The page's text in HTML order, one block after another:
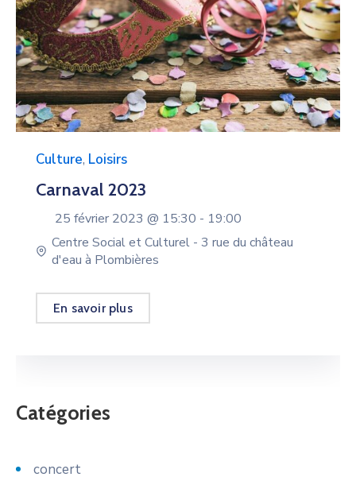
Culture, Loisirs
Carnaval 2023
25 février 2023 @ 15:30 - 19:00
Centre Social et Culturel - 3 rue du château
d'eau à Plombières
En savoir plus
Catégories
concert